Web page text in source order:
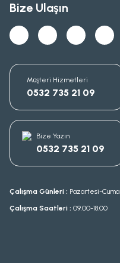
Bize Ulaşın
Müşteri Hizmetleri
0532 735 21 09
Bize Yazın
0532 735 21 09
Çalışma Günleri : Pazartesi-Cuma
Çalışma Saatleri : 09.00-18.00